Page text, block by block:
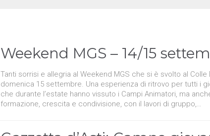
Weekend MGS – 14/15
Tanti sorrisi e allegria al Weekend MGS che si è svolto al
domenica 15 settembre. Una esperienza di ritrovo per tutti i
che durante l’estate hanno vissuto i Campi Animatori, ma
formazione, crescita e condivisione, con il lavori di gruppo,…